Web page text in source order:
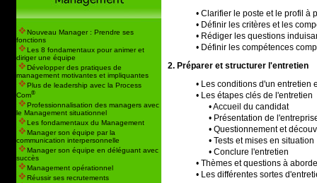
Nouveau Manager : Prendre ses
fonctions
Les 8 fondamentaux pour animer et
diriger une équipe
Développer des pratiques de
management motivantes et impliquantes
Plus de leadership avec la Process
Com®
Professionnalisation des managers avec
le Management situationnel
Les fondamentaux du Management
Manager son équipe par la
communication interpersonnelle
Manager son équipe en déléguant avec
succès
Management opérationnel
Réussir ses recrutements
• Clarifier le poste et le profil à
• Définir les critères et les
• Rédiger les questions
• Définir les compétences
2. Préparer et structurer l'entretien
• Les conditions d'un entretien
• Les étapes clés de l'entretien
• Accueil du candidat
• Présentation de
• Questionnement et
• Tests et mises en situation
• Conclure l'entretien
• Thèmes et questions à
• Les différentes sortes